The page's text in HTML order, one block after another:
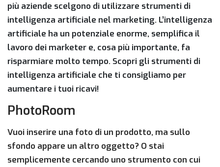
più aziende scelgono di utilizzare strumenti di
intelligenza artificiale nel marketing. L’intelligenza
artificiale ha un potenziale enorme, semplifica il
lavoro dei marketer e, cosa più importante, fa
risparmiare molto tempo. Scopri gli strumenti di
intelligenza artificiale che ti consigliamo per
aumentare i tuoi ricavi!
PhotoRoom
Vuoi inserire una foto di un prodotto, ma sullo
sfondo appare un altro oggetto? O stai
semplicemente cercando uno strumento con cui